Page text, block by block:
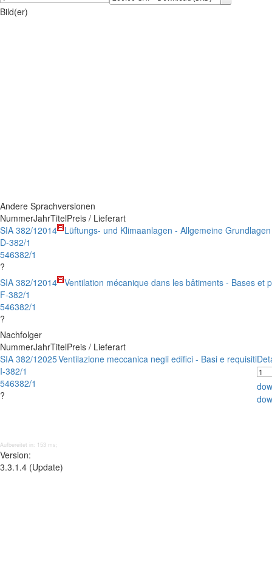
Bild(er)
Andere Sprachversionen
NummerJahrTitelPreis / Lieferart
SIA 382/1
D-382/1
546382/1
?
2014 Lüftungs- und Klimaanlagen - Allgemeine
SIA 382/1
F-382/1
546382/1
?
2014 Ventilation mécanique dans les bâtiments - Bases et
Nachfolger
NummerJahrTitelPreis / Lieferart
SIA 382/1
I-382/1
546382/1
?
2025Ventilazione meccanica negli edifici - Basi e requisiti
Aufbereitet in: 153 ms;
Version:
3.3.1.4 (Update)